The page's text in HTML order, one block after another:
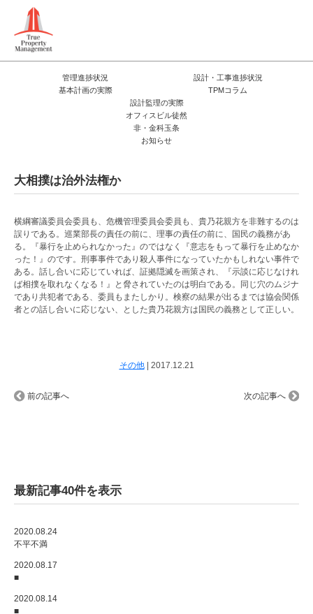
管理進捗状況
設計・工事進捗状況
基本計画の実際
TPMコラム
設計監理の実際
オフィスビル徒然
非・金科玉条
お知らせ
大相撲は治外法権か
横綱審議委員会委員も、危機管理委員会委員も、貴乃花親方を非難するのは
誤りである。巡業部長の責任の前に、理事の責任の前に、国民の義務があ
る。『暴行を止められなかった』のではなく『意志をもって暴行を止めなか
った！』のです。刑事事件であり殺人事件になっていたかもしれない事件で
ある。話し合いに応じていれば、証拠隠滅を画策され、『示談に応じなけれ
ば相撲を取れなくなる！』と脅されていたのは明白である。同じ穴のムジナ
であり共犯者である、委員もまたしかり。検察の結果が出るまでは協会関係
者との話し合いに応じない、とした貴乃花親方は国民の義務として正しい。
前の記事へ
その他| 2017.12.21
次の記事へ
最新記事40件を表示
2020.08.24
不平不満
2020.08.17
■
2020.08.14
■